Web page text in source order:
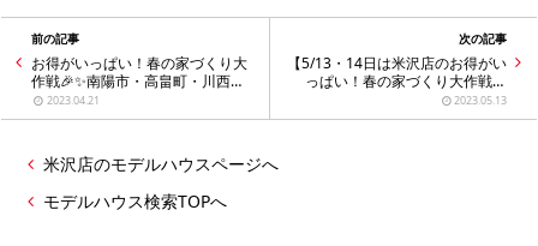
前の記事
お得がいっぱい！春の家づくり大
作戦🎉✨南陽市・高畠町・川西
町・米沢市・白鷹町・長井市・飯
豊町の注文住宅
2023.04.21
次の記事
【5/13・14日は米沢店のお得がい
っぱい！春の家づくり大作戦🎉
✨】南陽市・高畠町・川西町・米
沢市・白鷹町・長井市・飯豊町の
2023.05.13
米沢店のモデルハウスページへ
モデルハウス検索TOPへ